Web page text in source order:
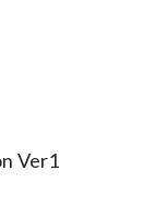
Ver1